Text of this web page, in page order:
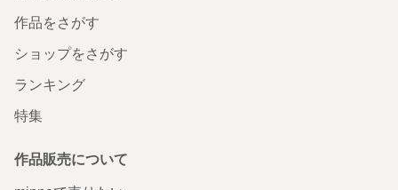
作品をさがす
ショップをさがす
ランキング
特集
作品販売について